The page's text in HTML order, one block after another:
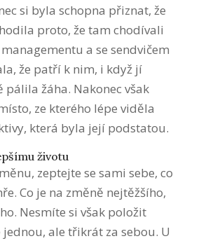
si byla schopna přiznat, že
proto, že tam chodívali
a se sendvičem
že patří k nim, i když jí
pálila žáha. Nakonec však
ze kterého lépe viděla
která byla její podstatou.
životu
zeptejte se sami sebe, co
Co je na změně nejtěžšího,
Nesmíte si však položit
ale třikrát za sebou. U